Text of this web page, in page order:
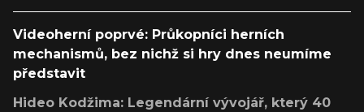
Videoherní poprvé: Průkopníci herních
mechanismů, bez nichž si hry dnes neumíme
představit
Hideo Kodžima: Legendární vývojář, který 40